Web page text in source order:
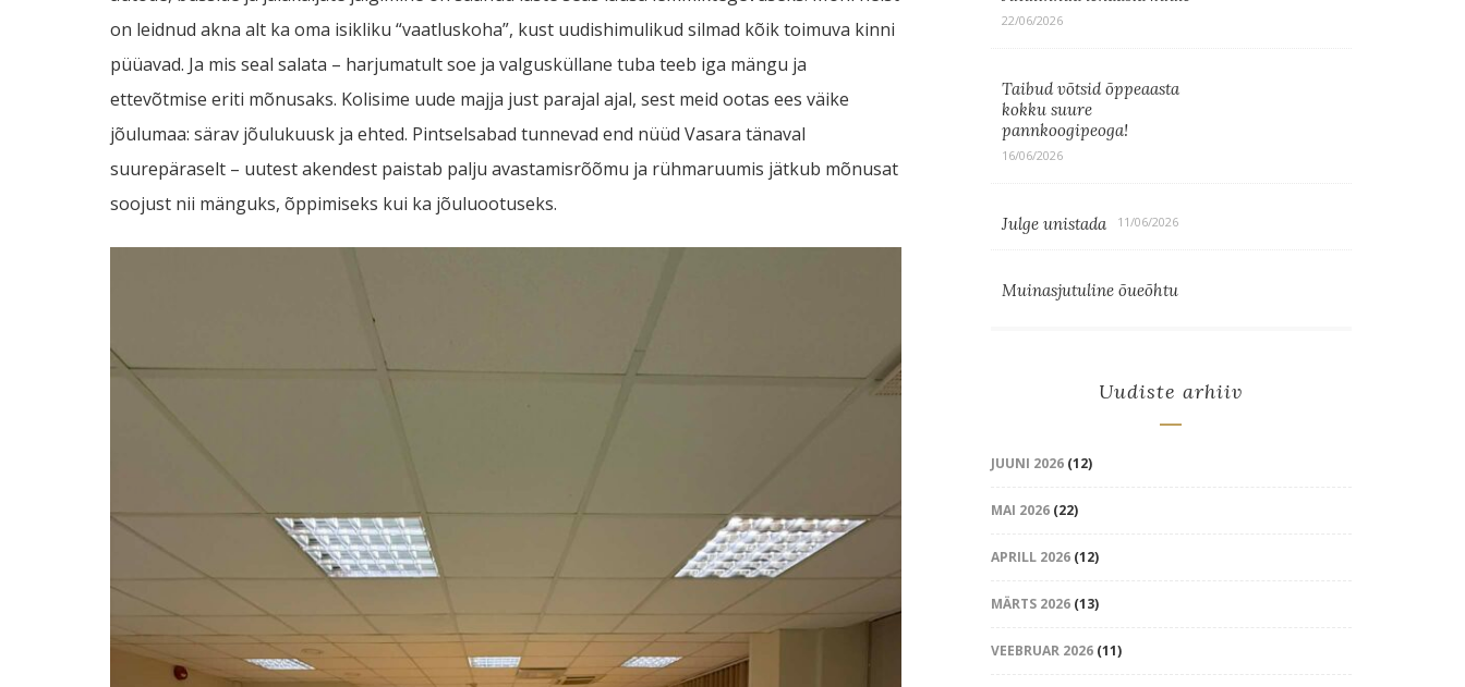
on leidnud akna alt ka oma isikliku “vaatluskoha”, kust uudishimulikud silmad kõik toimuva kinni
püüavad. Ja mis seal salata – harjumatult soe ja valgusküllane tuba teeb iga mängu ja
ettevõtmise eriti mõnusaks. Kolisime uude majja just parajal ajal, sest meid ootas ees väike
jõulumaa: särav jõulukuusk ja ehted. Pintselsabad tunnevad end nüüd Vasara tänaval
suurepäraselt – uutest akendest paistab palju avastamisrõõmu ja rühmaruumis jätkub mõnusat
soojust nii mänguks, õppimiseks kui ka jõuluootuseks.
22/06/2026
Taibud võtsid õppeaasta
kokku suure
pannkoogipeoga!
16/06/2026
Julge unistada 11/06/2026
Muinasjutuline õueõhtu
Uudiste arhiiv
JUUNI 2026(12)
MAI 2026(22)
APRILL 2026(12)
MÄRTS 2026(13)
VEEBRUAR 2026(11)